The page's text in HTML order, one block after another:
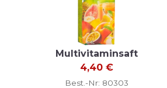
Multivitaminsaft
4,40€
Best.-Nr: 80303